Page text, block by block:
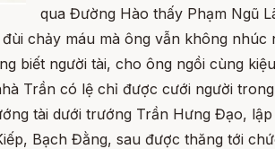
qua Đường Hào thấy Phạm Ngũ
chảy máu mà ông vẫn không
biết người tài, cho ông ngồi cùng
Trần có lệ chỉ được cưới người
tài dưới trướng Trần Hưng Đạo,
Bạch Đằng, sau được thăng tới